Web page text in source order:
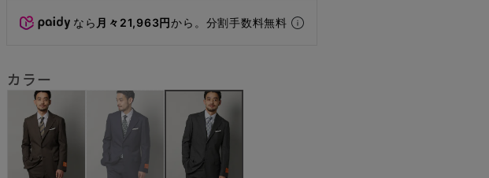
なら 月々21,963円から。分割手数料無料
カラー